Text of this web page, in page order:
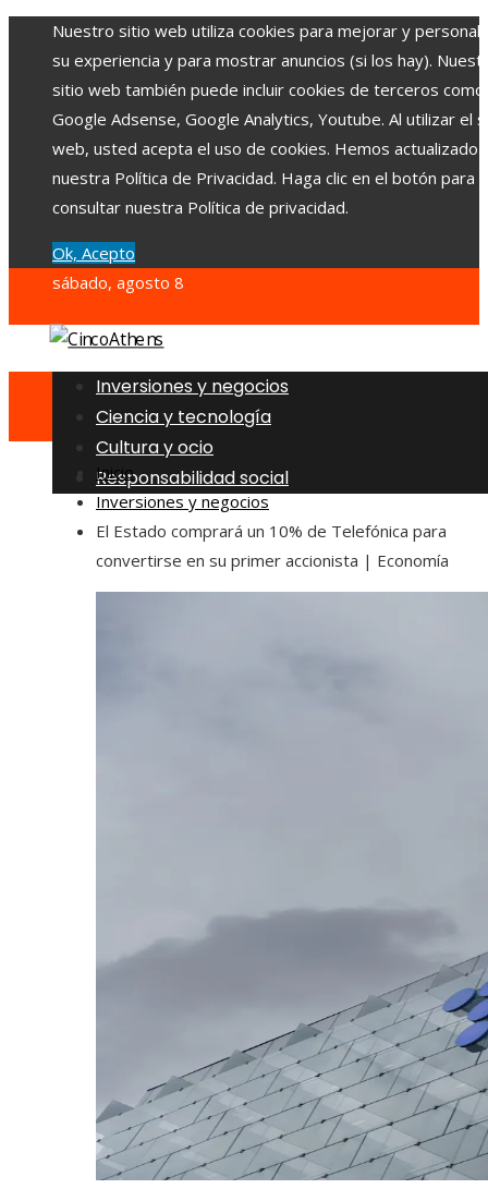
Nuestro sitio web utiliza cookies para mejorar y
su experiencia y para mostrar anuncios (si los hay).
sitio web también puede incluir cookies de terceros como
Google Adsense, Google Analytics, Youtube. Al utilizar el
web, usted acepta el uso de cookies. Hemos actualizado
nuestra Política de Privacidad. Haga clic en el botón para
consultar nuestra Política de privacidad.
Ok, Acepto
sábado, agosto 8
Inversiones y negocios
Ciencia y tecnología
Cultura y ocio
Responsabilidad social
Inicio
Inversiones y negocios
El Estado comprará un 10% de Telefónica para
convertirse en su primer accionista | Economía